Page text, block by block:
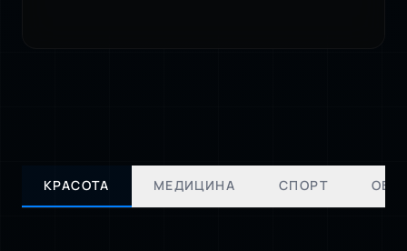
КРАСОТА МЕДИЦИНА СПОРТ